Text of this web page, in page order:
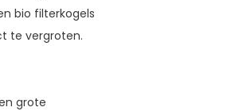
bio filterkogels
te vergroten.
grote